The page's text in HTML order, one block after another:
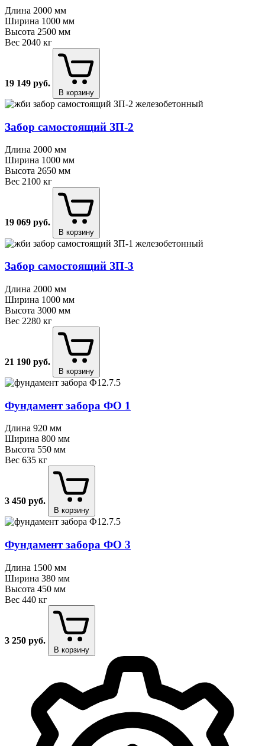
Длина 2000 мм
Ширина 1000 мм
Высота 2500 мм
Вес 2040 кг
19 149 руб.
В корзину
Забор самостоящий ЗП⁠-⁠2
Длина 2000 мм
Ширина 1000 мм
Высота 2650 мм
Вес 2100 кг
19 069 руб.
В корзину
Забор самостоящий ЗП⁠-⁠3
Длина 2000 мм
Ширина 1000 мм
Высота 3000 мм
Вес 2280 кг
21 190 руб.
В корзину
Фундамент забора ФО 1
Длина 920 мм
Ширина 800 мм
Высота 550 мм
Вес 635 кг
3 450 руб.
В корзину
Фундамент забора ФО 3
Длина 1500 мм
Ширина 380 мм
Высота 450 мм
Вес 440 кг
3 250 руб.
В корзину